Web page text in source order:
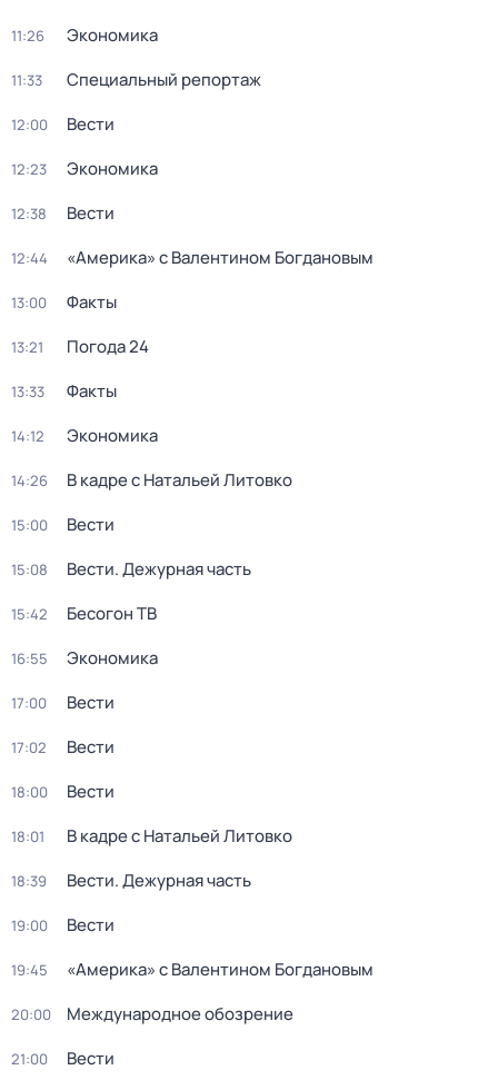
11:26 Экономика
11:33 Специальный репортаж
12:00 Вести
12:23 Экономика
12:38 Вести
12:44 «Америка» с Валентином Богдановым
13:00 Факты
13:21 Погода 24
13:33 Факты
14:12 Экономика
14:26 В кадре с Натальей Литовко
15:00 Вести
15:08 Вести. Дежурная часть
15:42 Бесогон ТВ
16:55 Экономика
17:00 Вести
17:02 Вести
18:00 Вести
18:01 В кадре с Натальей Литовко
18:39 Вести. Дежурная часть
19:00 Вести
19:45 «Америка» с Валентином Богдановым
20:00 Международное обозрение
21:00 Вести